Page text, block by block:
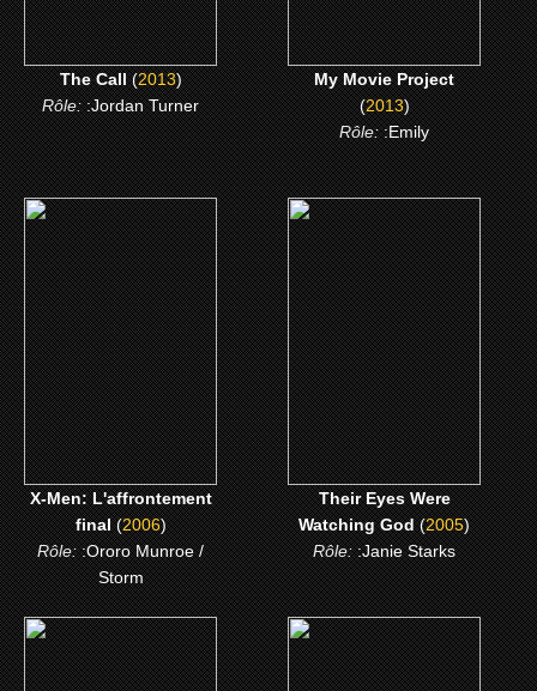
The Call(2013)
Rôle::Jordan Turner
My Movie Project
(2013)
Rôle::Emily
(2006)
X-Men: L'affrontement
final
CLICK ME
X-Men: L'affrontement
final(2006)
Rôle::Ororo Munroe /
Storm
(2005)
Their Eyes Were
Watching God
CLICK ME
Their Eyes Were
Watching God(2005)
Rôle::Janie Starks
(2001)
A l'ombre de la haine
(2000)
X-Men